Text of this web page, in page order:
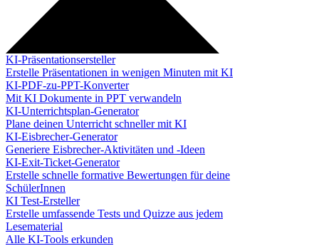
KI-Präsentationsersteller
Erstelle Präsentationen in wenigen Minuten mit KI
KI-PDF-zu-PPT-Konverter
Mit KI Dokumente in PPT verwandeln
KI-Unterrichtsplan-Generator
Plane deinen Unterricht schneller mit KI
KI-Eisbrecher-Generator
Generiere Eisbrecher-Aktivitäten und -Ideen
KI-Exit-Ticket-Generator
Erstelle schnelle formative Bewertungen für deine
SchülerInnen
KI Test-Ersteller
Erstelle umfassende Tests und Quizze aus jedem
Lesematerial
Alle KI-Tools erkunden